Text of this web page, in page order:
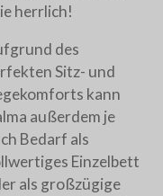
herrlich!
des
Sitz- und
kann
außerdem je
Bedarf als
Einzelbett
als großzügige